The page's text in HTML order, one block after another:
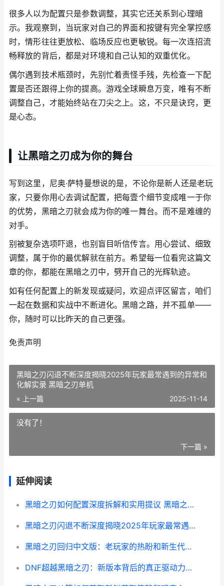
很多人以为配置只是参数调整，其实它还关系到心理暗
示。我观察到，当玩家对自己的界面和按键有完全掌控感
时，情形往往更放松、临场反应也更敏锐。每一次连招流
畅释放的背后，都是对环境和自己认知的双重优化。
偶尔遇到技术瓶颈时，先别忙着责怪手残，先检查一下配
置是否还跟得上你的提高。游戏全球瞬息万变，唯有不断
调整自己，才能始终站在刀尖之上。这，不只是诀窍，更
是心态。
让黑暗之刃成为你的舞台
写到这里，尼奥·萨特曼想说的是，不论你是新人还是老玩
家，只要你用心去调试配置，把每壹个细节变成唯一于你
的优势，黑暗之刃就会成为你的唯一舞台。而不是难缠的
对手。
别被复杂选项吓退，也别盲目听信传言。用心尝试、细致
调整，属于你的最优解就在前方。希望每一位看完这篇文
章的你，都能在黑暗之刃中，劈开自己的光辉轨迹。
如有任何配置上的新发现或疑问，欢迎点评区留言，咱们
一起在数据和实战中不断进化。黑暗之路，并不孤单——
你，随时可以比昨天的自己更强。
免责声明
黑暗之刃闪退不断深度揭晓2025年玩家最常遇到的异常和
化解实录 黑暗之刃单机
« 上一篇 2025-11-14
没有了！
下一篇 »
延伸阅读
黑暗之刃如何配置深度拆解和实用提议 黑暗之刃如何配队友
黑暗之刃闪退不断深度揭晓2025年玩家最常遇到的异常和化解实录 黑暗之刃单机
黑暗之刃回归中文版：老玩家的热盼和新生代的狂欢 黑暗之刃回归闪退怎样解决
DNF超越黑暗之刃：新版本背后的真正驱动力和玩家选择的迷思 sdx暗黑超越之龙